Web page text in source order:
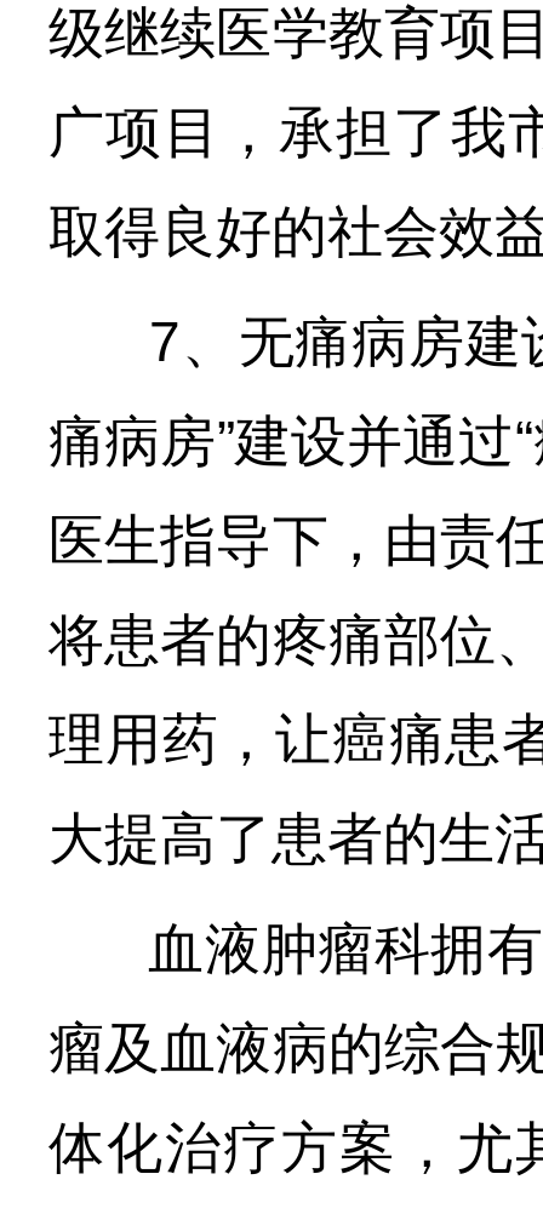
级继续医学教育项
广项目，承担了我
取得良好的社会效
7、无痛病房建
痛病房”建设并通过
医生指导下，由责
将患者的疼痛部位
理用药，让癌痛患
大提高了患者的生
血液肿瘤科拥有
瘤及血液病的综合
体化治疗方案，尤